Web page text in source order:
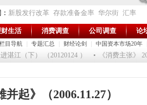
新股发行改革 存款准备金率 华尔街 汇率
目导航 专题汇总 财经论剑 中国资本市场20年
生活 消费调查 公司调查 论
江（下） （20120124 ） 《消费主张》
起》（2006.11.27）